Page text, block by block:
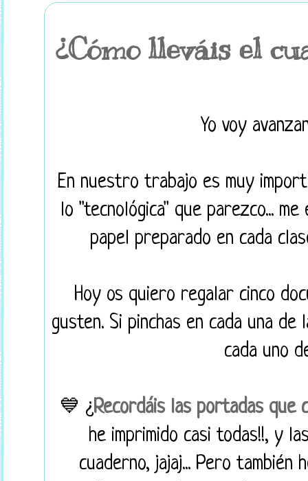
¿Cómo lleváis el
Yo voy
En nuestro trabajo es muy
lo "tecnológica" que parezco...
papel preparado en cada
Hoy os quiero regalar cinco
gusten. Si pinchas en cada una
cada uno
💙 ¿Recordáis las portadas que
he imprimido casi todas!!, y
cuaderno, jajaj... Pero también